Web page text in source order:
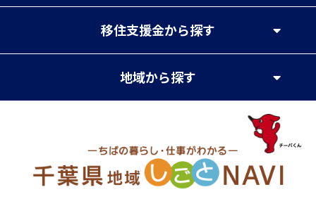
移住支援金から探す
地域から探す